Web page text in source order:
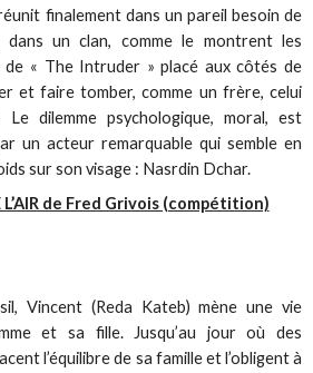
finalement dans un pareil besoin de
un clan, comme le montrent les
« The Intruder » placé aux côtés de
et faire tomber, comme un frère, celui
dilemme psychologique, moral, est
un acteur remarquable qui semble en
sur son visage : Nasrdin Dchar.
L’AIR de Fred Grivois (compétition)
Vincent (Reda Kateb) mène une vie
et sa fille. Jusqu’au jour où des
l’équilibre de sa famille et l’obligent à